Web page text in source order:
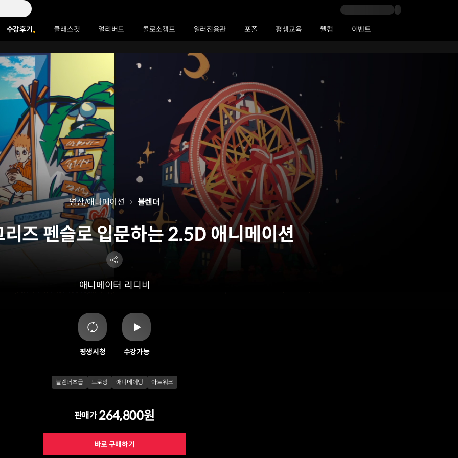
수강후기 클래스컷 얼리버드 콜로소캠프 일러전용관 포폴 평생교육 웰컴 이벤트
리즈 펜슬로 입문하는 2.5D 애니메이션
애니메이터 리디비
영상/애니메이션 블렌더
평생시청 수강가능
블렌더초급 드로잉 애니메이팅 아트워크
판매가264,800원
바로 구매하기